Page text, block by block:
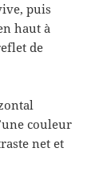
puis
haut à
de
couleur
net et